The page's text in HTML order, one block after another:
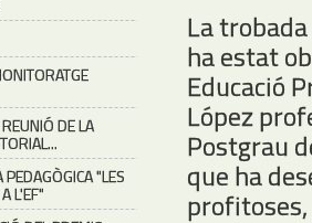
DE LA
"LES
L'EF"
La
ha estat
Educació
López
Postgrau
que ha